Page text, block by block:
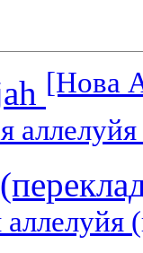
[Нова